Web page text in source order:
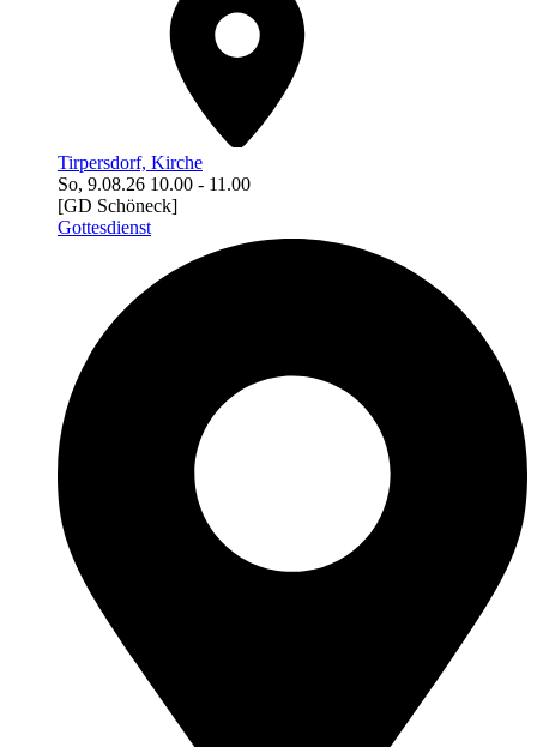
Tirpersdorf, Kirche
So, 9.08.26 10.00 - 11.00
[GD Schöneck]
Gottesdienst